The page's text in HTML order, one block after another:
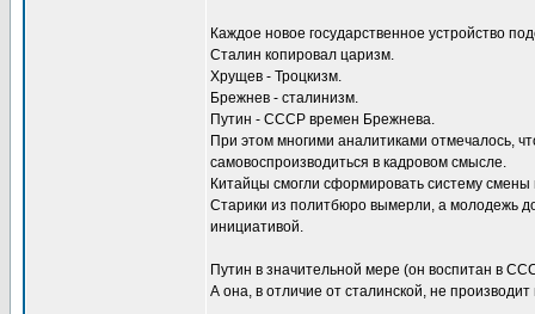
Каждое новое государственное устройство
Сталин копировал царизм.
Хрущев - Троцкизм.
Брежнев - сталинизм.
Путин - СССР времен Брежнева.
При этом многими аналитиками отмечалось,
самовоспроизводиться в кадровом смысле.
Китайцы смогли сформировать систему
Старики из политбюро вымерли, а молодежь
инициативой.
Путин в значительной мере (он воспитан в
А она, в отличие от сталинской, не